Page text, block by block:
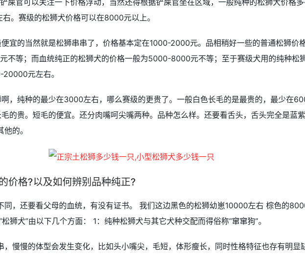
屎官可以关注一下价格浮动，当然还得根据铲屎官坐在区域，一般纯种的松狮犬价格
。赛级的松狮犬价格可以在8000元以上。
宜的当然就是松狮串串了，价格基本定在1000-2000元。品相稍好一些的普通松狮价
不等；而血统纯正的松狮犬的价格一般为5000-8000元不等；至于赛级犬用的纯种松
元左右。
，纯种的最少在3000左右，哪么赛级的更贵了。一般白色长毛的是最贵的，最少在
的贵。短毛的便宜。还分肉嘴呵尖嘴两种。品种怎么样。还要看舌头，舌头完全是蓝紫
的。
价格?以及如何辨别品种纯正?
同，还要看父母的血统，有没有证书。 我们这边黑色的松狮幼崽10000左右 棕色的
狮犬”由以下几个方面： 1：纯种松狮犬与其它犬种交配而得俗称“窜窜狗”。
，慢慢的体型会发生变化，比如头小嘴尖，毛短，体形瘦长，同时性格特征也存有明显